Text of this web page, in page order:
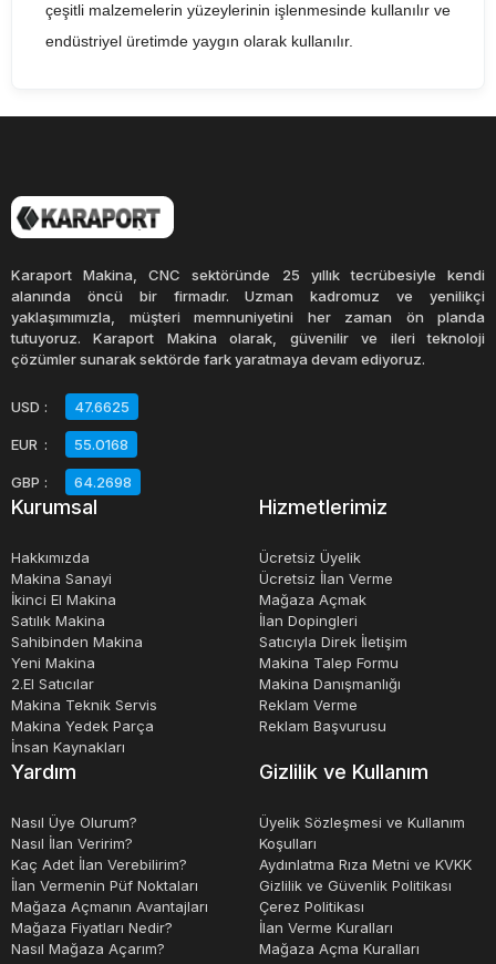
çeşitli malzemelerin yüzeylerinin işlenmesinde kullanılır ve
endüstriyel üretimde yaygın olarak kullanılır.
tezgahlar, hem düz hem de eğimli yüzeylerin
işlenmesinde kullanılabilir ve farklı şekil ve boyutlardaki iş
Universal yüzey taşlama tezgahları, sert ve dayanıklı
yapıya sahip olup, yüksek doğruluk ve tekrarlanabilirlik
parçaların imalatında kullanıldığı gibi, genellikle otomotiv,
havacılık, savunma, medikal ve makine imalatı gibi
endüstrilerde de kullanılır.
taşlama tezgahları mevcuttur ve her tezgah farklı bir iş
parçası boyutu ve şekli için tasarlanmıştır. Bu tezgahlar, iş
parçası yüzeyindeki hassas ölçümleri gerçekleştirebilen
hassas ölçüm cihazlarına sahip olabilir ve iş parçasının
düzgünlüğünü ve yüzey kalitesini optimize etmek için
otomatik kontrol sistemleriyle donatılabilir.
malzemelerin işlenmesi için çok yönlü ve hassas bir
taşlama yöntemi sağlar. Endüstriyel üretimde sıklıkla
kullanılan bu tezgahlar, yüksek doğruluk, tekrarlanabilirlik
ve işlem hızı ile verimli bir işlem sağlar.
Karaport Makina, CNC sektöründe 25 yıllık tecrübesiyle kendi
alanında öncü bir firmadır. Uzman kadromuz ve yenilikçi
yaklaşımımızla, müşteri memnuniyetini her zaman ön planda
tutuyoruz. Karaport Makina olarak, güvenilir ve ileri teknoloji
çözümler sunarak sektörde fark yaratmaya devam ediyoruz.
USD : 47.6625
EUR : 55.0168
GBP : 64.2698
Kurumsal
Hakkımızda
Makina Sanayi
İkinci El Makina
Satılık Makina
Sahibinden Makina
Yeni Makina
2.El Satıcılar
Makina Teknik Servis
Makina Yedek Parça
İnsan Kaynakları
Hizmetlerimiz
Ücretsiz Üyelik
Ücretsiz İlan Verme
Mağaza Açmak
İlan Dopingleri
Satıcıyla Direk İletişim
Makina Talep Formu
Makina Danışmanlığı
Reklam Verme
Reklam Başvurusu
Yardım
Nasıl Üye Olurum?
Nasıl İlan Veririm?
Kaç Adet İlan Verebilirim?
İlan Vermenin Püf Noktaları
Mağaza Açmanın Avantajları
Mağaza Fiyatları Nedir?
Nasıl Mağaza Açarım?
Gizlilik ve Kullanım
Üyelik Sözleşmesi ve Kullanım
Koşulları
Aydınlatma Rıza Metni ve KVKK
Gizlilik ve Güvenlik Politikası
Çerez Politikası
İlan Verme Kuralları
Mağaza Açma Kuralları